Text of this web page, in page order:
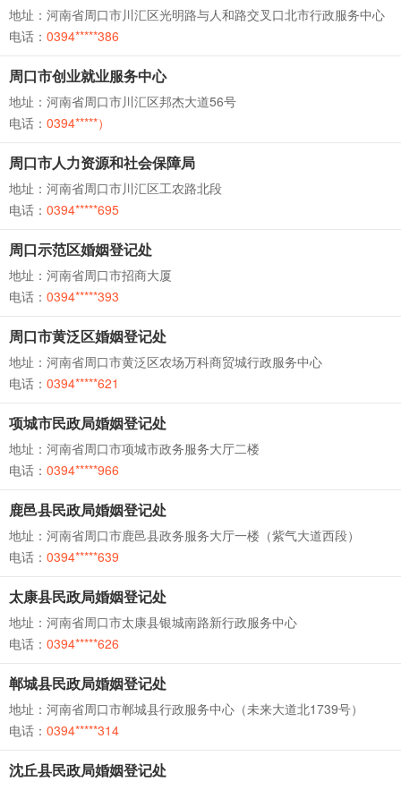
地址：河南省周口市川汇区光明路与人和路交叉口北市行政服务中心
电话： 0394*****386
周口市创业就业服务中心
地址：河南省周口市川汇区邦杰大道56号
电话： 0394*****）
周口市人力资源和社会保障局
地址：河南省周口市川汇区工农路北段
电话： 0394*****695
周口示范区婚姻登记处
地址：河南省周口市招商大厦
电话： 0394*****393
周口市黄泛区婚姻登记处
地址：河南省周口市黄泛区农场万科商贸城行政服务中心
电话： 0394*****621
项城市民政局婚姻登记处
地址：河南省周口市项城市政务服务大厅二楼
电话： 0394*****966
鹿邑县民政局婚姻登记处
地址：河南省周口市鹿邑县政务服务大厅一楼（紫气大道西段）
电话： 0394*****639
太康县民政局婚姻登记处
地址：河南省周口市太康县银城南路新行政服务中心
电话： 0394*****626
郸城县民政局婚姻登记处
地址：河南省周口市郸城县行政服务中心（未来大道北1739号）
电话： 0394*****314
沈丘县民政局婚姻登记处